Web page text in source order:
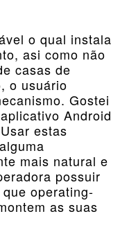
o qual instala
asi como não
casas de
o usuário
Gostei
Android
estas
mais natural e
possuir
operating-
as suas